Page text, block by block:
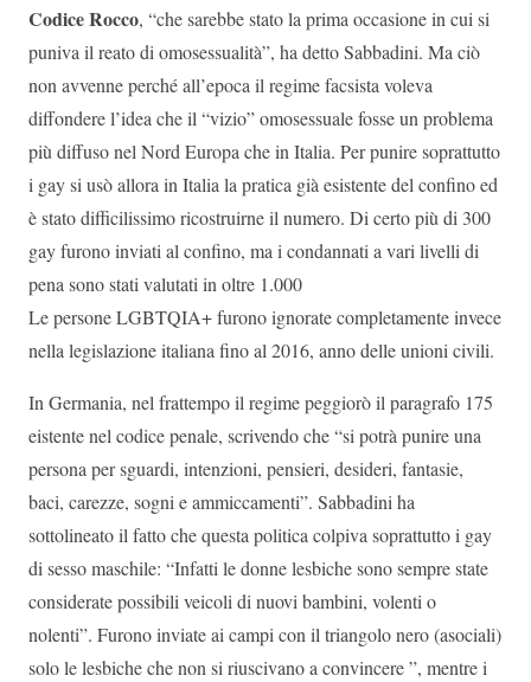
Codice Rocco, “che sarebbe stato la prima occasione in cui si
puniva il reato di omosessualità”, ha detto Sabbadini. Ma ciò
non avvenne perché all’epoca il regime facsista voleva
diffondere l’idea che il “vizio” omosessuale fosse un problema
più diffuso nel Nord Europa che in Italia. Per punire soprattutto
i gay si usò allora in Italia la pratica già esistente del confino ed
è stato difficilissimo ricostruirne il numero. Di certo più di 300
gay furono inviati al confino, ma i condannati a vari livelli di
pena sono stati valutati in oltre 1.000
Le persone LGBTQIA+ furono ignorate completamente invece
nella legislazione italiana fino al 2016, anno delle unioni civili.
In Germania, nel frattempo il regime peggiorò il paragrafo 175
eistente nel codice penale, scrivendo che “si potrà punire una
persona per sguardi, intenzioni, pensieri, desideri, fantasie,
baci, carezze, sogni e ammiccamenti”. Sabbadini ha
sottolineato il fatto che questa politica colpiva soprattutto i gay
di sesso maschile: “Infatti le donne lesbiche sono sempre state
considerate possibili veicoli di nuovi bambini, volenti o
nolenti”. Furono inviate ai campi con il triangolo nero (asociali)
solo le lesbiche che non si riuscivano a convincere ”, mentre i